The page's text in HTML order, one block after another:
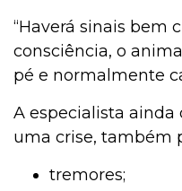
“Haverá sinais bem
consciência, o
pé e normalmente
A especialista
uma crise, também
tremores;